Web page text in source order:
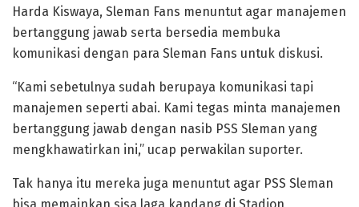
Harda Kiswaya, Sleman Fans menuntut agar manajemen
bertanggung jawab serta bersedia membuka
komunikasi dengan para Sleman Fans untuk diskusi.
“Kami sebetulnya sudah berupaya komunikasi tapi
manajemen seperti abai. Kami tegas minta manajemen
bertanggung jawab dengan nasib PSS Sleman yang
mengkhawatirkan ini,” ucap perwakilan suporter.
Tak hanya itu mereka juga menuntut agar PSS Sleman